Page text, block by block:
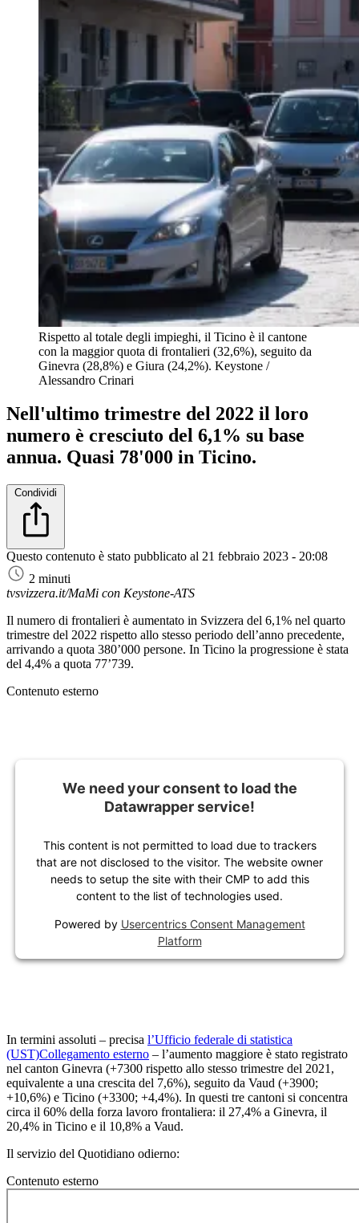
Rispetto al totale degli impieghi, il Ticino è il cantone
con la maggior quota di frontalieri (32,6%), seguito da
Ginevra (28,8%) e Giura (24,2%). Keystone /
Alessandro Crinari
Nell'ultimo trimestre del 2022 il loro
numero è cresciuto del 6,1% su base
annua. Quasi 78'000 in Ticino.
Condividi
Questo contenuto è stato pubblicato al 21 febbraio 2023 - 20:08
2 minuti
tvsvizzera.it/MaMi con Keystone-ATS
Il numero di frontalieri è aumentato in Svizzera del 6,1% nel quarto
trimestre del 2022 rispetto allo stesso periodo dell’anno precedente,
arrivando a quota 380’000 persone. In Ticino la progressione è stata
del 4,4% a quota 77’739.
Contenuto esterno
We need your consent to load the
Datawrapper service!
This content is not permitted to load due to trackers
that are not disclosed to the visitor. The website owner
needs to setup the site with their CMP to add this
content to the list of technologies used.
Powered by Usercentrics Consent Management
Platform
In termini assoluti – precisa l’Ufficio federale di statistica
(UST)Collegamento esterno – l’aumento maggiore è stato registrato
nel canton Ginevra (+7300 rispetto allo stesso trimestre del 2021,
equivalente a una crescita del 7,6%), seguito da Vaud (+3900;
+10,6%) e Ticino (+3300; +4,4%). In questi tre cantoni si concentra
circa il 60% della forza lavoro frontaliera: il 27,4% a Ginevra, il
20,4% in Ticino e il 10,8% a Vaud.
Il servizio del Quotidiano odierno:
Contenuto esterno